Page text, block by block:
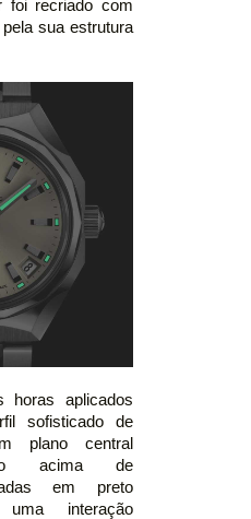
foi recriado com
sua estrutura
horas aplicados
sofisticado de
plano central
acima de
em preto
uma interação